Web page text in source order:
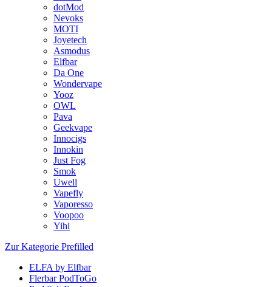
dotMod
Nevoks
MOTI
Joyetech
Asmodus
Elfbar
Da One
Wondervape
Yooz
OWL
Pava
Geekvape
Innocigs
Innokin
Just Fog
Smok
Uwell
Vapefly
Vaporesso
Voopoo
Yihi
Zur Kategorie Prefilled
ELFA by Elfbar
Flerbar PodToGo